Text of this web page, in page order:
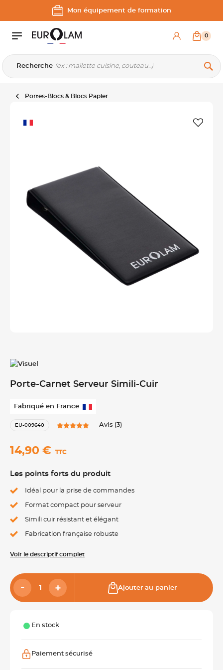
Aller au contenu
Aller à la navigation principale
Mon équipement de formation
Recherche
0
Portes-Blocs & Blocs Papier
Porte-Carnet Serveur Simili-Cuir
Fabriqué en France
EU-009640 Avis (3)
14,90 € TTC
Les points forts du produit
Idéal pour la prise de commandes
Format compact pour serveur
Simili cuir résistant et élégant
Fabrication française robuste
Voir le descriptif complet
Ajouter au panier
En stock
Paiement sécurisé